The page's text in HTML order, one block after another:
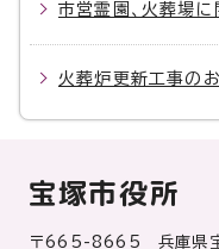
市営霊園、火葬場
火葬炉更新工事の
宝塚市役所
〒665-8665 兵庫県宝